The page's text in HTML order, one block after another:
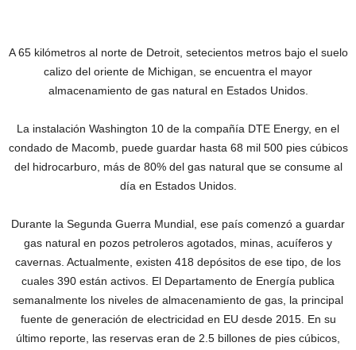
A 65 kilómetros al norte de Detroit, setecientos metros bajo el suelo
calizo del oriente de Michigan, se encuentra el mayor
almacenamiento de gas natural en Estados Unidos.
La instalación Washington 10 de la compañía DTE Energy, en el
condado de Macomb, puede guardar hasta 68 mil 500 pies cúbicos
del hidrocarburo, más de 80% del gas natural que se consume al
día en Estados Unidos.
Durante la Segunda Guerra Mundial, ese país comenzó a guardar
gas natural en pozos petroleros agotados, minas, acuíferos y
cavernas. Actualmente, existen 418 depósitos de ese tipo, de los
cuales 390 están activos. El Departamento de Energía publica
semanalmente los niveles de almacenamiento de gas, la principal
fuente de generación de electricidad en EU desde 2015. En su
último reporte, las reservas eran de 2.5 billones de pies cúbicos,